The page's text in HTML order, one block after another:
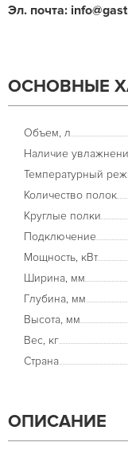
Эл. почта:
ОСНОВНЫЕ
Объем, л
Наличие
Температурный
Количество полок
Круглые полки
Подключение
Мощность, кВт
Ширина, мм
Глубина, мм
Высота, мм
Вес, кг
Страна
ОПИСАНИЕ